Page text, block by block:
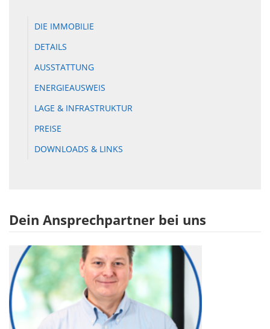
DIE IMMOBILIE
DETAILS
AUSSTATTUNG
ENERGIEAUSWEIS
LAGE & INFRASTRUKTUR
PREISE
DOWNLOADS & LINKS
Dein Ansprechpartner bei uns